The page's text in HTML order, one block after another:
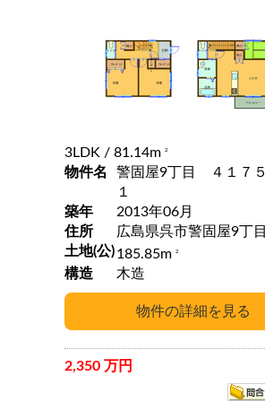
3LDK / 81.14m 2
物件名
警固屋9丁目 ４１７５
１
築年
2013年06月
住所
広島県呉市警固屋9丁目
土地(公)185.85m2
構造 木造
2,350 万円